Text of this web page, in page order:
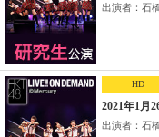
出演者：石
HD
2021年1月
出演者：石